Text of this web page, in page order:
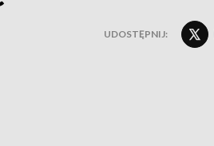
UDOSTĘPNIJ: